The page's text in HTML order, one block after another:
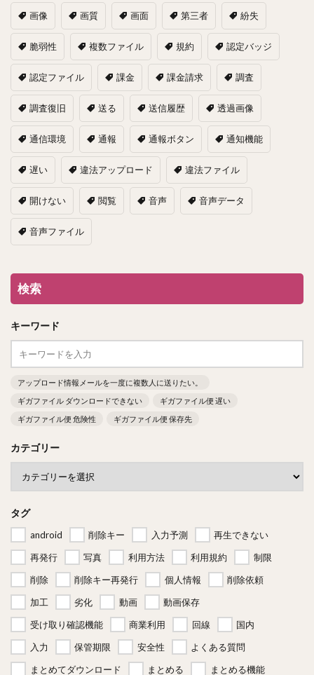
画像 画質 画面 第三者 紛失
脆弱性 複数ファイル 規約 認定バッジ
認定ファイル 課金 課金請求 調査
調査復旧 送る 送信履歴 透過画像
通信環境 通報 通報ボタン 通知機能
遅い 違法アップロード 違法ファイル
開けない 閲覧 音声 音声データ
音声ファイル
検索
キーワード
アップロード情報メールを一度に複数人に送りたい。
ギガファイル ダウンロードできない
ギガファイル便 遅い
ギガファイル便 危険性
ギガファイル便 保存先
カテゴリー
タグ
android 削除キー 入力予測
再生できない
再発行
写真 利用方法 利用規約
制限
削除
削除キー再発行 個人情報
削除依頼
加工
劣化 動画
動画保存
受け取り確認機能
商業利用 回線
国内
入力
保管期限 安全性
よくある質問
まとめてダウンロード
まとめる
まとめる機能